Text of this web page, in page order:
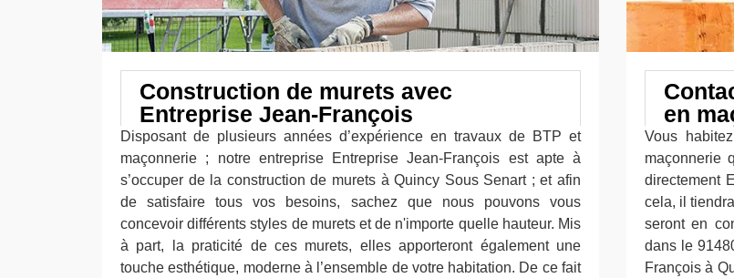
Construction de murets avec
Entreprise Jean-François
Disposant de plusieurs années d’expérience en travaux de BTP et
maçonnerie ; notre entreprise Entreprise Jean-François est apte à
s’occuper de la construction de murets à Quincy Sous Senart ; et afin
de satisfaire tous vos besoins, sachez que nous pouvons vous
concevoir différents styles de murets et de n'importe quelle hauteur. Mis
à part, la praticité de ces murets, elles apporteront également une
touche esthétique, moderne à l’ensemble de votre habitation. De ce fait
en
Vous
maçonnerie
directement
cela, il
seront en
dans le
François à